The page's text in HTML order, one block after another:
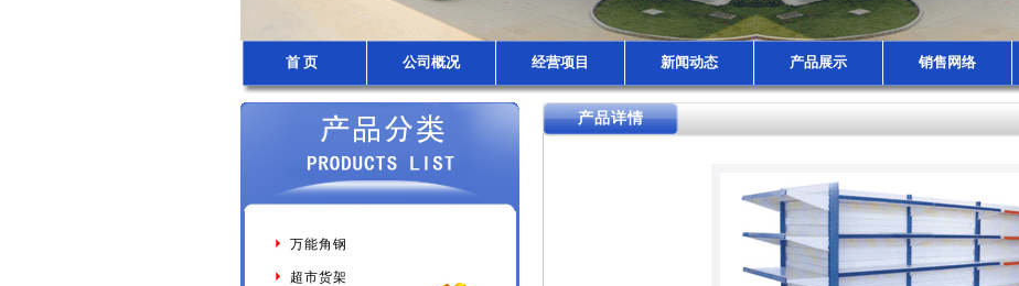
首 页 公司概况 经营项目 新闻动态 产品展示 销售网络
万能角钢
超市货架
产品详情